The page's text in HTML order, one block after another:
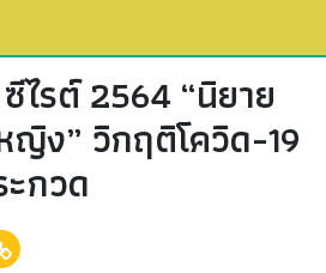
ไรต์ 2564 “นิยาย
ญิง” วิกฤติโควิด-19
ะกวด